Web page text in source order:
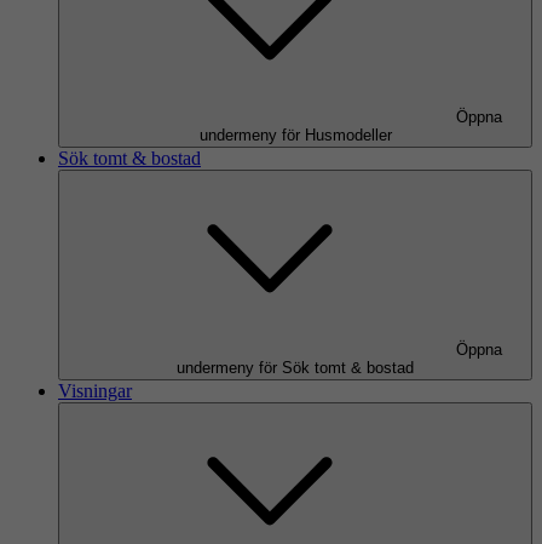
Öppna
undermeny för Husmodeller
Sök tomt & bostad
Öppna
undermeny för Sök tomt & bostad
Visningar